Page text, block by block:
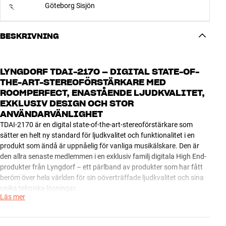
Göteborg Sisjön
BESKRIVNING
LYNGDORF TDAI-2170 – DIGITAL STATE-OF-
THE-ART-STEREOFÖRSTÄRKARE MED
ROOMPERFECT, ENASTÅENDE LJUDKVALITET,
EXKLUSIV DESIGN OCH STOR
ANVÄNDARVÄNLIGHET
TDAI-2170 är en digital state-of-the-art-stereoförstärkare som
sätter en helt ny standard för ljudkvalitet och funktionalitet i en
produkt som ändå är uppnåelig för vanliga musikälskare. Den är
den allra senaste medlemmen i en exklusiv familj digitala High End-
produkter från Lyngdorf – ett pärlband av produkter som har fått
beröm över hela världen för sin oöverträffade ljudkvalitet och sina
unika tekniska lösningar.
droppen ljudkvalitet ur dina musikkällor. Den digitala Equibit-
Läs mer